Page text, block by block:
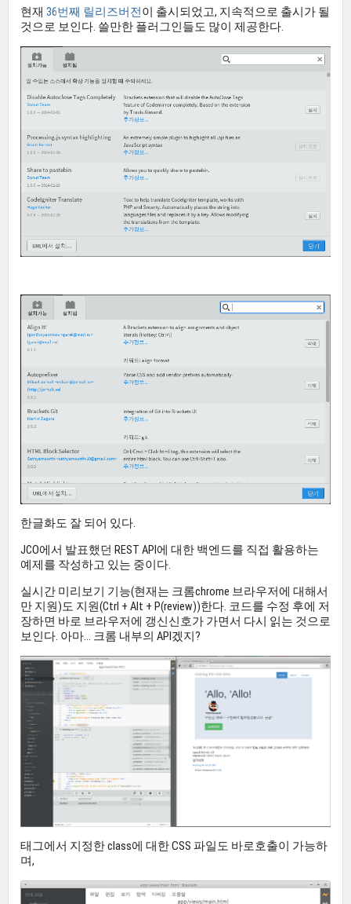
현재 36번째 릴리즈버전이 출시되었고, 지속적으로 출시가 될
것으로 보인다. 쓸만한 플러그인들도 많이 제공한다.
한글화도 잘 되어 있다.
JCO에서 발표했던 REST API에 대한 백엔드를 직접 활용하는
예제를 작성하고 있는 중이다.
실시간 미리보기 기능(현재는 크롬chrome 브라우저에 대해서
만 지원)도 지원(Ctrl + Alt + P(review))한다. 코드를 수정 후에 저
장하면 바로 브라우저에 갱신신호가 가면서 다시 읽는 것으로
보인다. 아마... 크롬 내부의 API겠지?
태그에서 지정한 class에 대한 CSS 파일도 바로호출이 가능하
며,